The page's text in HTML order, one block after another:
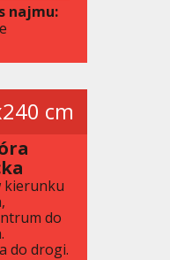
najmu:
cm
kierunku
do
do drogi.